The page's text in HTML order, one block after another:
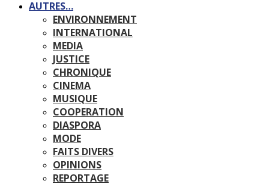
AUTRES…
ENVIRONNEMENT
INTERNATIONAL
MEDIA
JUSTICE
CHRONIQUE
CINEMA
MUSIQUE
COOPERATION
DIASPORA
MODE
FAITS DIVERS
OPINIONS
REPORTAGE